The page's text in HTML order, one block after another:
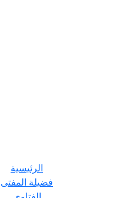
الرئيسية
فضيلة المفتى